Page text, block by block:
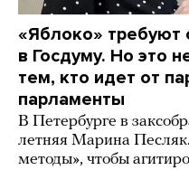
«Яблоко» требуют
в Госдуму. Но это
тем, кто идет от
парламенты
В Петербурге в
летняя Марина
методы», чтобы